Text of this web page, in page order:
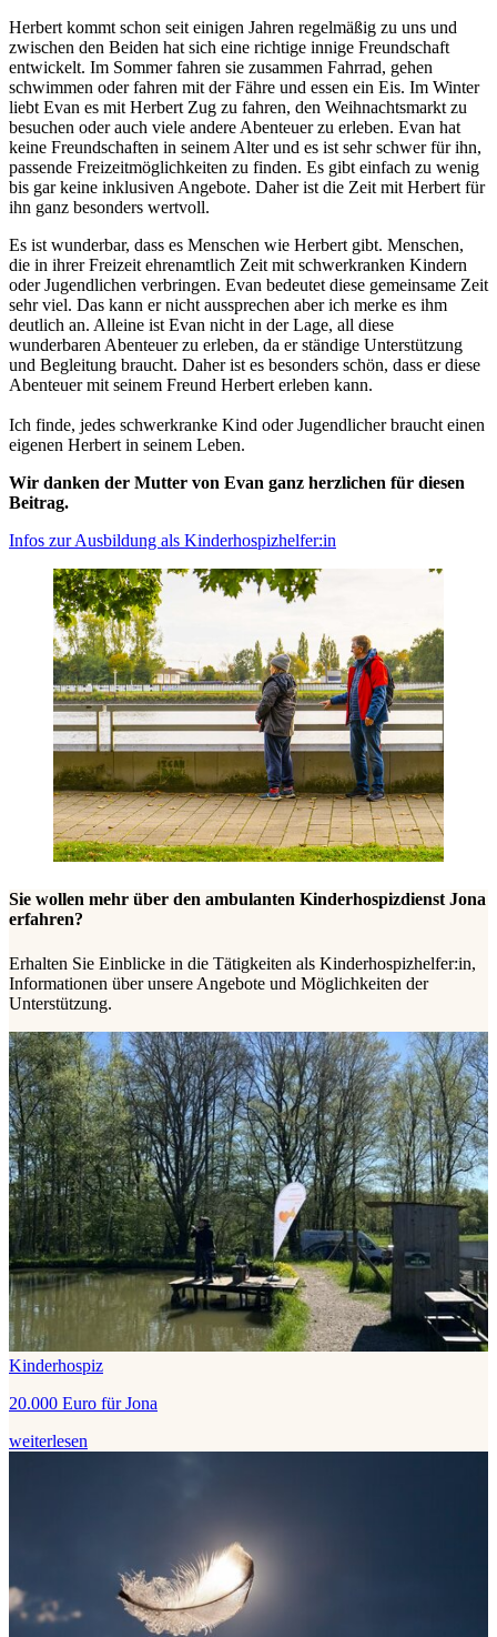
Herbert kommt schon seit einigen Jahren regelmäßig zu uns und
zwischen den Beiden hat sich eine richtige innige Freundschaft
entwickelt. Im Sommer fahren sie zusammen Fahrrad, gehen
schwimmen oder fahren mit der Fähre und essen ein Eis. Im Winter
liebt Evan es mit Herbert Zug zu fahren, den Weihnachtsmarkt zu
besuchen oder auch viele andere Abenteuer zu erleben. Evan hat
keine Freundschaften in seinem Alter und es ist sehr schwer für ihn,
passende Freizeitmöglichkeiten zu finden. Es gibt einfach zu wenig
bis gar keine inklusiven Angebote. Daher ist die Zeit mit Herbert für
ihn ganz besonders wertvoll.
Es ist wunderbar, dass es Menschen wie Herbert gibt. Menschen,
die in ihrer Freizeit ehrenamtlich Zeit mit schwerkranken Kindern
oder Jugendlichen verbringen. Evan bedeutet diese gemeinsame Zeit
sehr viel. Das kann er nicht aussprechen aber ich merke es ihm
deutlich an. Alleine ist Evan nicht in der Lage, all diese
wunderbaren Abenteuer zu erleben, da er ständige Unterstützung
und Begleitung braucht. Daher ist es besonders schön, dass er diese
Abenteuer mit seinem Freund Herbert erleben kann.
Ich finde, jedes schwerkranke Kind oder Jugendlicher braucht einen
eigenen Herbert in seinem Leben.
Wir danken der Mutter von Evan ganz herzlichen für diesen
Beitrag.
Infos zur Ausbildung als Kinderhospizhelfer:in
Sie wollen mehr über den ambulanten Kinderhospizdienst Jona
erfahren?
Erhalten Sie Einblicke in die Tätigkeiten als Kinderhospizhelfer:in,
Informationen über unsere Angebote und Möglichkeiten der
Unterstützung.
Kinderhospiz
20.000 Euro für Jona
weiterlesen